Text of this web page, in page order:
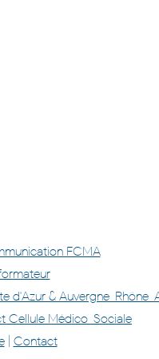
FCMA
d'Azur & Auvergne-Rhône-
Cellule Médico-Sociale
Contact